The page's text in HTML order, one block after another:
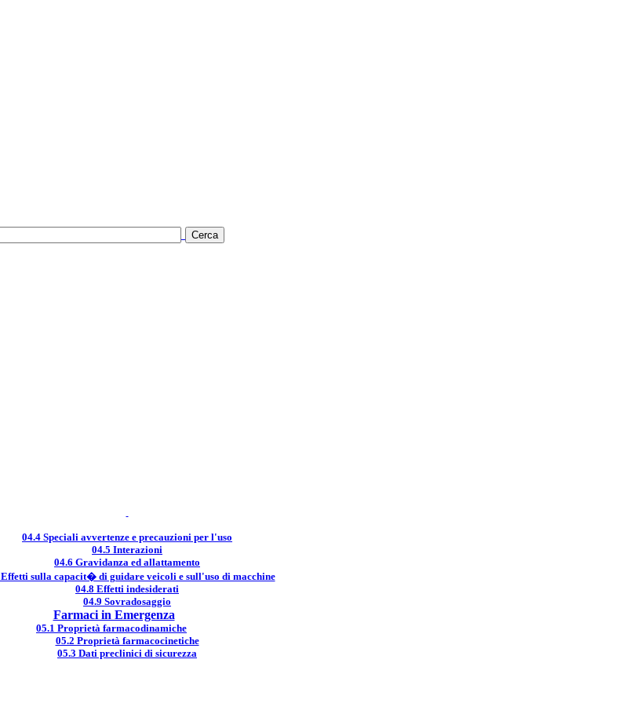
04.4 Speciali avvertenze e precauzioni per l'uso
04.5 Interazioni
04.6 Gravidanza ed allattamento
Effetti sulla capacit� di guidare veicoli e sull'uso di macchine
04.8 Effetti indesiderati
04.9 Sovradosaggio
Farmaci in Emergenza
05.1 Proprietà farmacodinamiche
05.2 Proprietà farmacocinetiche
05.3 Dati preclinici di sicurezza